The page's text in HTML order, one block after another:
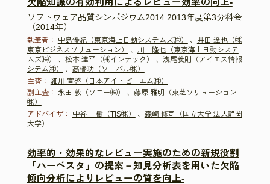
欠陥知識の有効利用によるレビュー効率の向上-
ソフトウェア品質シンポジウム2014 2013年度第3分科会
（2014年）
執筆者： 中島優紀（東京海上日動システムズ㈱） 、 井田 達也（㈱
東京ビジネスソリューション）
、 川上隆也（東京海上日動システ
ムズ㈱）
、 松本 達平（㈱インテック） 、 浅尾義則（アイエス情報
シテム㈱）
、 高橋功（ソーバル㈱）
主査：
細川 宣啓（日本アイ・ビーエム㈱）
副主査：
永田 敦（ソニー㈱） 、 藤原 雅明（東芝ソリューション
㈱）
アドバイザ：
中谷 一樹（TIS㈱） 、 森崎 修司（国立大学 法人静岡
大学）
効率的・効果的なレビュー実施のための新規役割
「ハーベスタ」の提案－知見分析表を用いた欠陥
傾向分析によりレビューの質を向上-